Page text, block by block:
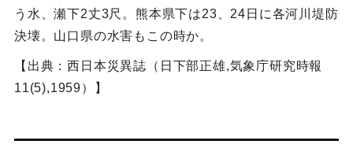
う水、瀬下2丈3尺。熊本県下は23、24日に各河川堤防
決壊。山口県の水害もこの時か。
【出典：西日本災異誌（日下部正雄,気象庁研究時報
11(5),1959）】